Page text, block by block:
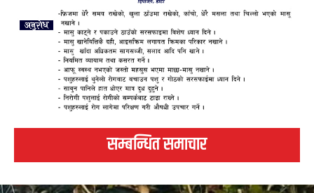
सम्बन्धित समाचार